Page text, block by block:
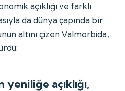
açıklığı ve farklı
da dünya çapında bir
altını çizen Valmorbida,
açıklığı,